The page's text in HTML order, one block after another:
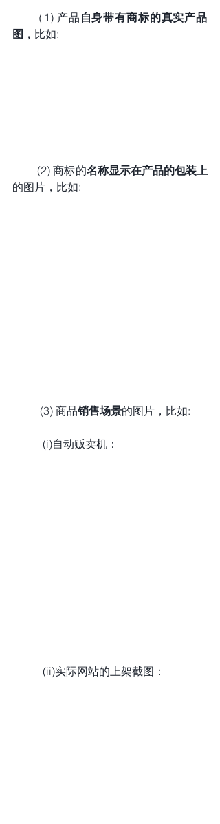
      （1) 产品
自身带有商标的真实产品
图， 比如:
​​         (2) 商标的名称显示在产品的包装上
的图片，比如:
          (3) 商品
销售场景的图片，比如:
           (i)自动贩卖机：
           (ii)实际网站的上架截图：